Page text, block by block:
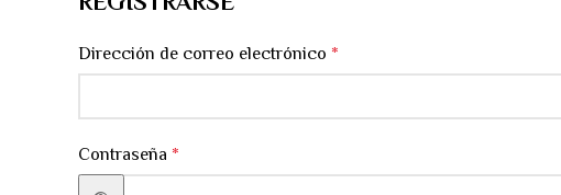
Dirección de correo electrónico *
Contraseña *